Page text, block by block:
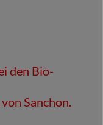
den Bio-
Sanchon.